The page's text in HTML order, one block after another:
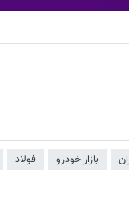
بازار خودرو فولاد